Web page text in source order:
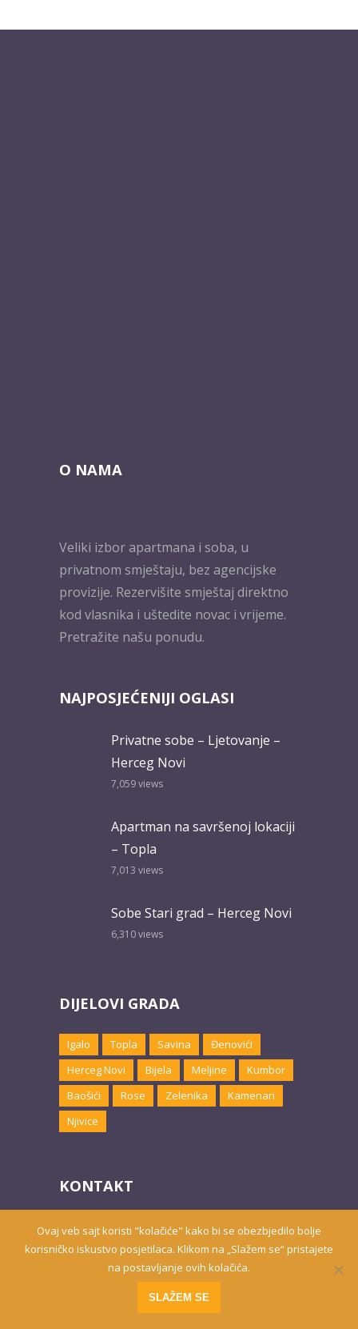
O NAMA
Veliki izbor apartmana i soba, u
privatnom smještaju, bez agencijske
provizije. Rezervišite smještaj direktno
kod vlasnika i uštedite novac i vrijeme.
Pretražite našu ponudu.
NAJPOSJEĆENIJI OGLASI
Privatne sobe – Ljetovanje –
Herceg Novi
7,059views
Apartman na savršenoj lokaciji
– Topla
7,013 views
Sobe Stari grad – Herceg Novi
6,310views
DIJELOVI GRADA
Igalo Topla Savina
Đenovići
Herceg Novi
Bijela Meljine
Kumbor
Baošići
Rose Zelenika
Kamenari
Njivice
KONTAKT
Email:marketing@hnsmjestaj.com
Prisutni od 2010. godine | 2019 © Smještaj u Herceg Novom
Website developed byPRO ECO
Ovaj veb sajt koristi "kolačiće" kako bi se obezbjedilo bolje
korisničko iskustvo posjetilaca. Klikom na „Slažem se“ pristajete
na postavljanje ovih kolačića.
SLAŽEM SE